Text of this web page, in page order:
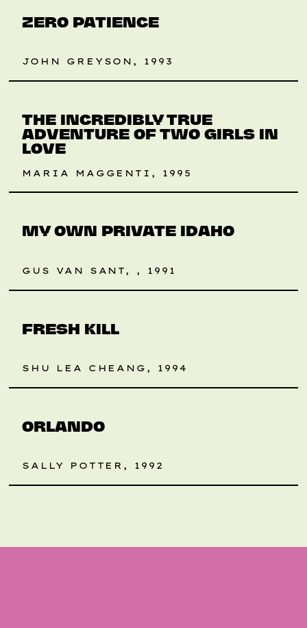
ZERO PATIENCE
JOHN GREYSON, 1993
RETROSPEKTIVE
THE INCREDIBLY TRUE
ADVENTURE OF TWO GIRLS IN
LOVE
MARIA MAGGENTI, 1995
LAURAS TIPP RETROSPEKTIVE
MY OWN PRIVATE IDAHO
GUS VAN SANT, , 1991
RETROSPEKTIVE
FRESH KILL
SHU LEA CHEANG, 1994
RETROSPEKTIVE
ORLANDO
SALLY POTTER, 1992